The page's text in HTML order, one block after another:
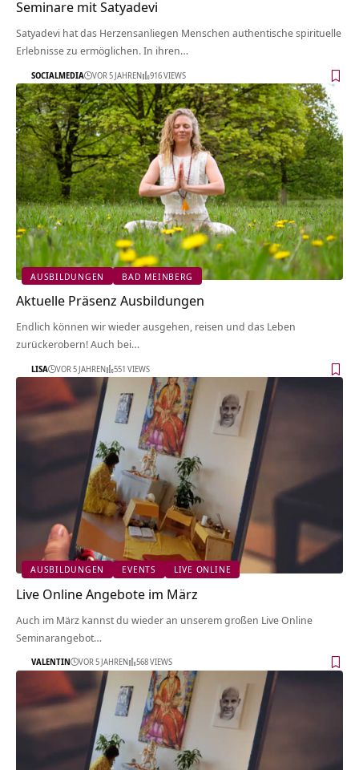
Seminare mit Satyadevi
Satyadevi hat das Herzensanliegen Menschen authentische spirituelle
Erlebnisse zu ermöglichen. In ihren…
SOCIALMEDIA VOR 5 JAHREN 916 VIEWS
AUSBILDUNGEN BAD MEINBERG
Aktuelle Präsenz Ausbildungen
Endlich können wir wieder ausgehen, reisen und das Leben
zurückerobern! Auch bei…
LISA VOR 5 JAHREN 551 VIEWS
AUSBILDUNGEN EVENTS LIVE ONLINE
Live Online Angebote im März
Auch im März kannst du wieder an unserem großen Live Online
Seminarangebot…
VALENTIN VOR 5 JAHREN 568 VIEWS